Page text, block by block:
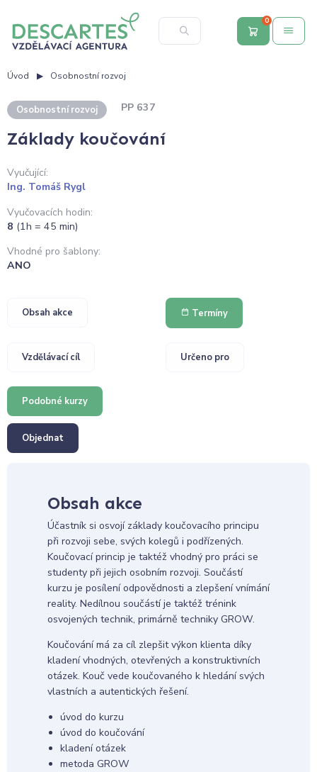
0
Úvod Osobnostní rozvoj
Osobnostní rozvoj PP 637
Základy koučování
Vyučující:
Ing. Tomáš Rygl
Vyučovacích hodin:
8 (1h = 45 min)
Vhodné pro šablony:
ANO
Obsah akce Termíny
Vzdělávací cíl Určeno pro
Podobné kurzy
Objednat
Obsah akce
Účastník si osvojí základy koučovacího principu
při rozvoji sebe, svých kolegů i podřízených.
Koučovací princip je taktéž vhodný pro práci se
studenty při jejich osobním rozvoji. Součástí
kurzu je posílení odpovědnosti a zlepšení vnímání
reality. Nedílnou součástí je taktéž trénink
osvojených technik, primárně techniky GROW.
Koučování má za cíl zlepšit výkon klienta díky
kladení vhodných, otevřených a konstruktivních
otázek. Kouč vede koučovaného k hledání svých
vlastních a autentických řešení.
úvod do kurzu
úvod do koučování
kladení otázek
metoda GROW